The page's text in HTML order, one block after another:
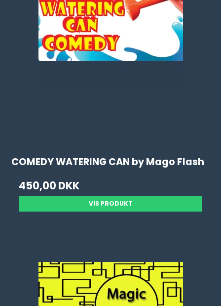
COMEDY WATERING CAN by Mago Flash
450,00 DKK
VIS PRODUKT